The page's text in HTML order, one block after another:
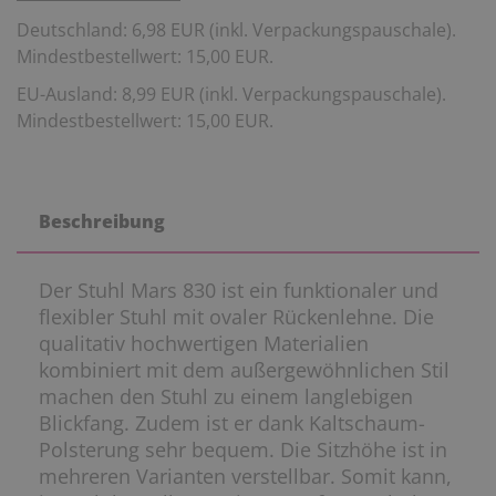
Deutschland: 6,98 EUR (inkl. Verpackungspauschale).
Mindestbestellwert: 15,00 EUR.
EU-Ausland: 8,99 EUR (inkl. Verpackungspauschale).
Mindestbestellwert: 15,00 EUR.
Beschreibung
Der Stuhl Mars 830 ist ein funktionaler und
flexibler Stuhl mit ovaler Rückenlehne. Die
qualitativ hochwertigen Materialien
kombiniert mit dem außergewöhnlichen Stil
machen den Stuhl zu einem langlebigen
Blickfang. Zudem ist er dank Kaltschaum-
Polsterung sehr bequem. Die Sitzhöhe ist in
mehreren Varianten verstellbar. Somit kann,